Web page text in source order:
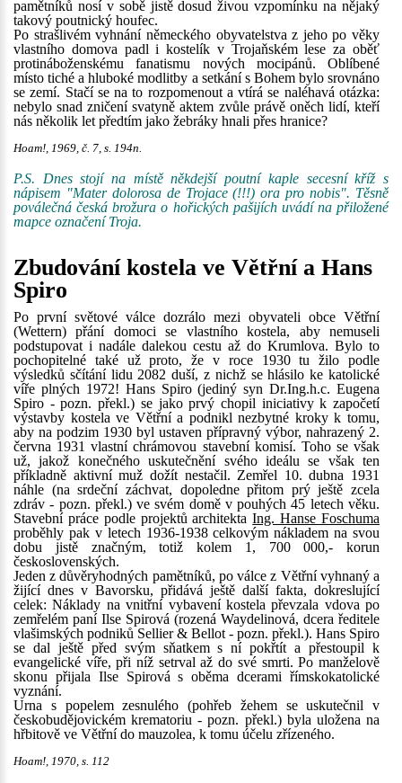
pamětníků nosí v sobě jistě dosud živou vzpomínku na nějaký
takový poutnický houfec.
Po strašlivém vyhnání německého obyvatelstva z jeho po věky
vlastního domova padl i kostelík v Trojaňském lese za oběť
protináboženskému fanatismu nových mocipánů. Oblíbené
místo tiché a hluboké modlitby a setkání s Bohem bylo srovnáno
se zemí. Stačí se na to rozpomenout a vtírá se naléhavá otázka:
nebylo snad zničení svatyně aktem zvůle právě oněch lidí, kteří
nás několik let předtím jako žebráky hnali přes hranice?
Hoam!, 1969, č. 7, s. 194n.
P.S. Dnes stojí na místě někdejší poutní kaple secesní kříž s
nápisem "Mater dolorosa de Trojace (!!!) ora pro nobis". Těsně
poválečná česká brožura o hořických pašijích uvádí na přiložené
mapce označení Troja.
Zbudování kostela ve Větřní a Hans
Spiro
Po první světové válce dozrálo mezi obyvateli obce Větřní
(Wettern) přání domoci se vlastního kostela, aby nemuseli
podstupovat i nadále dalekou cestu až do Krumlova. Bylo to
pochopitelné také už proto, že v roce 1930 tu žilo podle
výsledků sčítání lidu 2082 duší, z nichž se hlásilo ke katolické
víře plných 1972! Hans Spiro (jediný syn Dr.Ing.h.c. Eugena
Spiro - pozn. překl.) se jako prvý chopil iniciativy k započetí
výstavby kostela ve Větřní a podnikl nezbytné kroky k tomu,
aby na podzim 1930 byl ustaven přípravný výbor, nahrazený 2.
června 1931 vlastní chrámovou stavební komisí. Toho se však
už, jakož konečného uskutečnění svého ideálu se však ten
příkladně aktivní muž dožít nestačil. Zemřel 10. dubna 1931
náhle (na srdeční záchvat, dopoledne přitom prý ještě zcela
zdráv - pozn. překl.) ve svém domě v pouhých 45 letech věku.
Stavební práce podle projektů architektaIng. Hanse Foschuma
proběhly pak v letech 1936-1938 celkovým nákladem na svou
dobu jistě značným, totiž kolem 1, 700 000,- korun
československých.
Jeden z důvěryhodných pamětníků, po válce z Větřní vyhnaný a
žijící dnes v Bavorsku, přidává ještě další fakta, dokreslující
celek: Náklady na vnitřní vybavení kostela převzala vdova po
zemřelém paní Ilse Spirová (rozená Waydelinová, dcera ředitele
vlašimských podniků Sellier & Bellot - pozn. překl.). Hans Spiro
se dal ještě před svým sňatkem s ní pokřtít a přestoupil k
evangelické víře, při níž setrval až do své smrti. Po manželově
skonu přijala Ilse Spirová s oběma dcerami římskokatolické
vyznání.
Urna s popelem zesnulého (pohřeb žehem se uskutečnil v
českobudějovickém krematoriu - pozn. překl.) byla uložena na
hřbitově ve Větřní do mauzolea, k tomu účelu zřízeného.
Hoam!, 1970, s. 112